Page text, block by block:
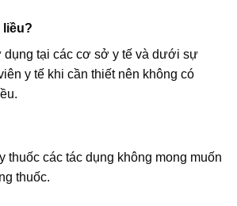
liều?
tại các cơ sở y tế và dưới sự
y tế khi cần thiết nên không có
thuốc các tác dụng không mong muốn
thuốc.